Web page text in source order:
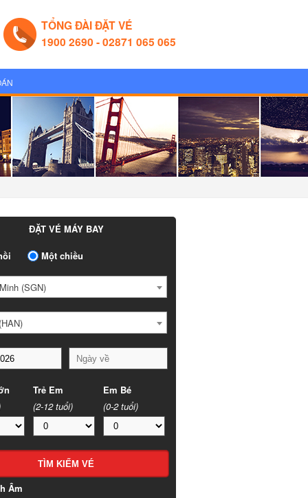
TỔNG ĐÀI ĐẶT VÉ
1900 2690 - 02871 065 065
ĐẶT VÉ MÁY BAY
Một chiều
(SGN)
Trẻ Em
(2-12 tuổi)
Em Bé
(0-2 tuổi)
Âm